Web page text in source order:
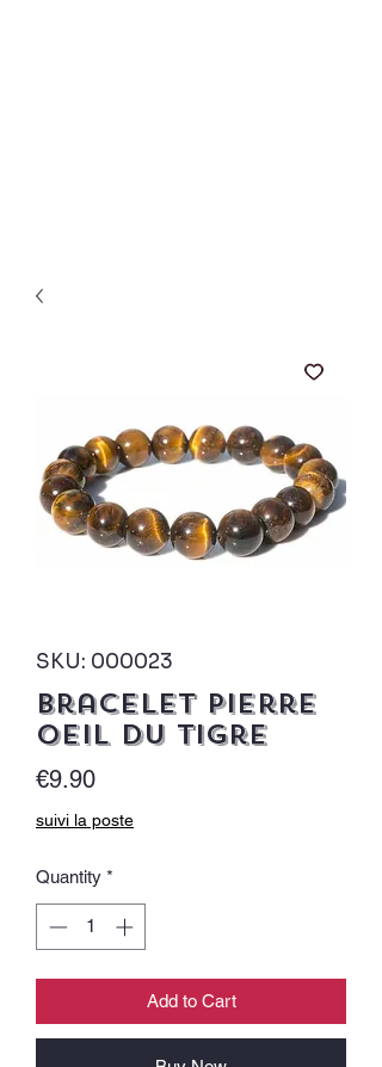
SKU: 000023
Bracelet pierre
oeil du tigre
€9.90Price
suivi la poste
Quantity *
Add to Cart